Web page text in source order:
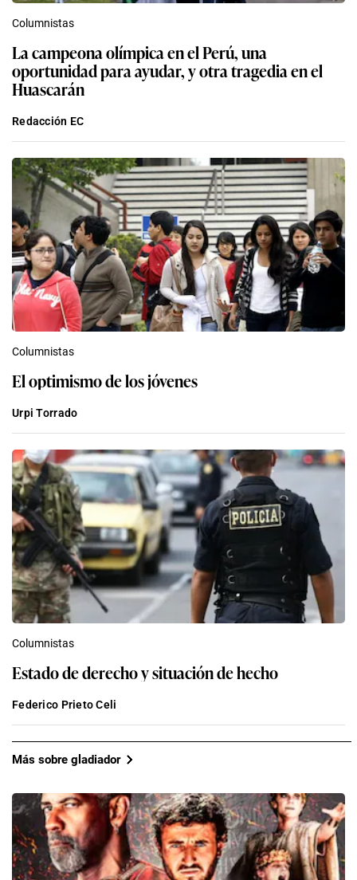
Columnistas
La campeona olímpica en el Perú, una
oportunidad para ayudar, y otra tragedia en el
Huascarán
Redacción EC
Columnistas
El optimismo de los jóvenes
Urpi Torrado
Columnistas
Estado de derecho y situación de hecho
Federico Prieto Celi
Más sobre gladiador